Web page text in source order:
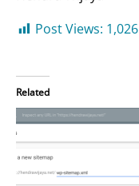
Post Views: 1,026
Related